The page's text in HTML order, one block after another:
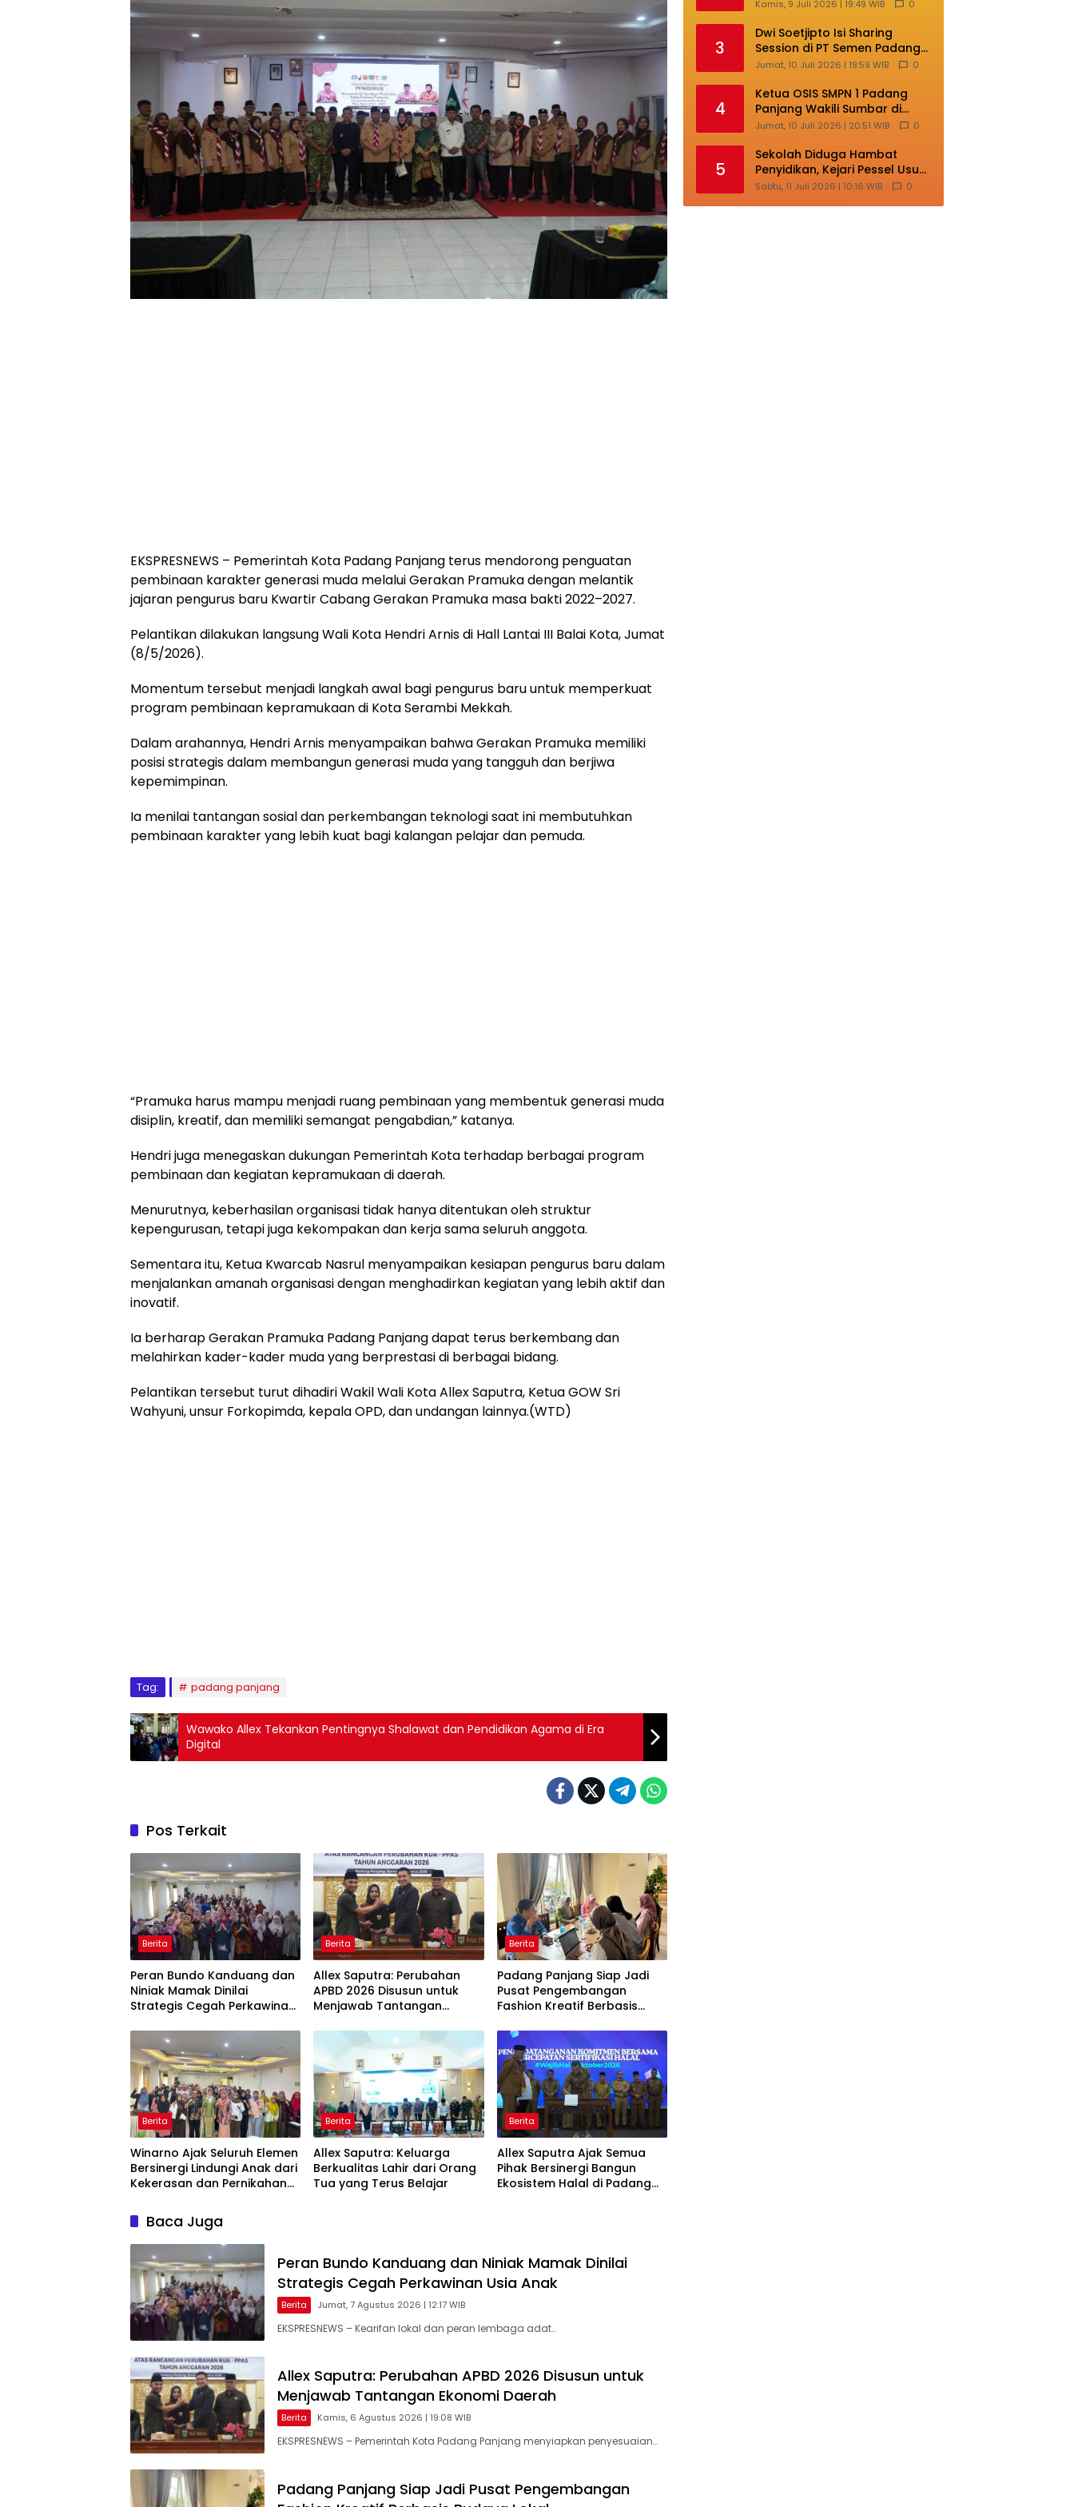
EKSPRESNEWS – Pemerintah Kota Padang Panjang terus mendorong penguatan
pembinaan karakter generasi muda melalui Gerakan Pramuka dengan melantik
jajaran pengurus baru Kwartir Cabang Gerakan Pramuka masa bakti 2022–2027.
Pelantikan dilakukan langsung Wali Kota Hendri Arnis di Hall Lantai III Balai Kota, Jumat
(8/5/2026).
Momentum tersebut menjadi langkah awal bagi pengurus baru untuk memperkuat
program pembinaan kepramukaan di Kota Serambi Mekkah.
Dalam arahannya, Hendri Arnis menyampaikan bahwa Gerakan Pramuka memiliki
posisi strategis dalam membangun generasi muda yang tangguh dan berjiwa
kepemimpinan.
Ia menilai tantangan sosial dan perkembangan teknologi saat ini membutuhkan
pembinaan karakter yang lebih kuat bagi kalangan pelajar dan pemuda.
“Pramuka harus mampu menjadi ruang pembinaan yang membentuk generasi muda
disiplin, kreatif, dan memiliki semangat pengabdian,” katanya.
Hendri juga menegaskan dukungan Pemerintah Kota terhadap berbagai program
pembinaan dan kegiatan kepramukaan di daerah.
Menurutnya, keberhasilan organisasi tidak hanya ditentukan oleh struktur
kepengurusan, tetapi juga kekompakan dan kerja sama seluruh anggota.
Sementara itu, Ketua Kwarcab Nasrul menyampaikan kesiapan pengurus baru dalam
menjalankan amanah organisasi dengan menghadirkan kegiatan yang lebih aktif dan
inovatif.
Ia berharap Gerakan Pramuka Padang Panjang dapat terus berkembang dan
melahirkan kader-kader muda yang berprestasi di berbagai bidang.
Pelantikan tersebut turut dihadiri Wakil Wali Kota Allex Saputra, Ketua GOW Sri
Wahyuni, unsur Forkopimda, kepala OPD, dan undangan lainnya.(WTD)
Tag: padang panjang
Wawako Allex Tekankan Pentingnya Shalawat dan Pendidikan Agama di Era
Digital
Pos Terkait
Berita
Peran Bundo Kanduang dan
Niniak Mamak Dinilai
Strategis Cegah Perkawinan
Berita
Allex Saputra: Perubahan
APBD 2026 Disusun untuk
Menjawab Tantangan
Berita
Padang Panjang Siap Jadi
Pusat Pengembangan
Fashion Kreatif Berbasis
Berita
Winarno Ajak Seluruh Elemen
Bersinergi Lindungi Anak dari
Kekerasan dan Pernikahan
Berita
Allex Saputra: Keluarga
Berkualitas Lahir dari Orang
Tua yang Terus Belajar
Berita
Allex Saputra Ajak Semua
Pihak Bersinergi Bangun
Ekosistem Halal di Padang
Baca Juga
Peran Bundo Kanduang dan Niniak Mamak Dinilai
Strategis Cegah Perkawinan Usia Anak
Berita Jumat, 7 Agustus 2026 | 12:17 WIB
EKSPRESNEWS – Kearifan lokal dan peran lembaga adat…
Allex Saputra: Perubahan APBD 2026 Disusun untuk
Menjawab Tantangan Ekonomi Daerah
Berita Kamis, 6 Agustus 2026 | 19:08 WIB
EKSPRESNEWS – Pemerintah Kota Padang Panjang menyiapkan penyesuaian…
Padang Panjang Siap Jadi Pusat Pengembangan
Kamis, 9 Juli 2026 | 19:49 WIB 0
3
Dwi Soetjipto Isi Sharing
Session di PT Semen Padang;
Perusahaan Dituntut Lakukan
Jumat, 10 Juli 2026 | 19:59 WIB 0
4
Ketua OSIS SMPN 1 Padang
Panjang Wakili Sumbar di
Ajang Nasional Bintang Sobat
Jumat, 10 Juli 2026 | 20:51 WIB 0
5
Sekolah Diduga Hambat
Penyidikan, Kejari Pessel Usut
Dugaan Pungli SMAN 3 Painan
Sabtu, 11 Juli 2026 | 10:16 WIB 0